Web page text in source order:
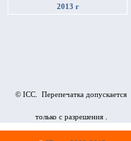
2013 г
© ICC. Перепечатка допускается
только с разрешения .